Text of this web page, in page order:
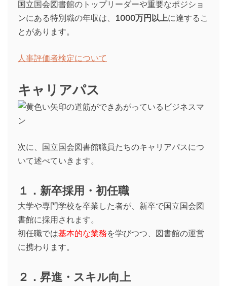
国立国会図書館のトップリーダーや重要なポジショ
ンにある特別職の年収は、 1000万円以上に達するこ
とがあります。
人事評価者検定について
キャリアパス
次に、国立国会図書館職員たちのキャリアパスにつ
いて述べていきます。
１．新卒採用・初任職
大学や専門学校を卒業した者が、新卒で国立国会図
書館に採用されます。
初任職では基本的な業務を学びつつ、図書館の運営
に携わります。
２．昇進・スキル向上